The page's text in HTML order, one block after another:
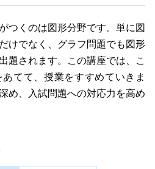
つくのは図形分野です。単に図
けでなく、グラフ問題でも図形
題されます。この講座では、こ
てて、授業をすすめていきま
め、入試問題への対応力を高め